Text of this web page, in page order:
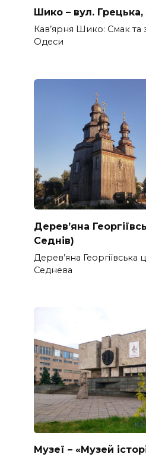
Шико – вул.
Кав’ярня Шико: Смак та
Одеси
Дерев’яна
Седнів)
Дерев’яна
Седнева
Музеї – «Музей